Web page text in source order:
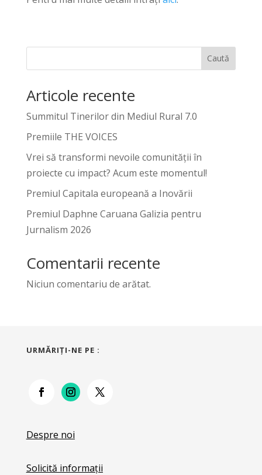
Caută
Articole recente
Summitul Tinerilor din Mediul Rural 7.0
Premiile THE VOICES
Vrei să transformi nevoile comunității în
proiecte cu impact? Acum este momentul!
Premiul Capitala europeană a Inovării
Premiul Daphne Caruana Galizia pentru
Jurnalism 2026
Comentarii recente
Niciun comentariu de arătat.
URMĂRIŢI-NE PE :
Despre noi
Solicită informații